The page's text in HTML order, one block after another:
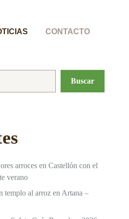
CONTACTO
Buscar
arroces en Castellón con el
verano
templo al arroz en Artana –